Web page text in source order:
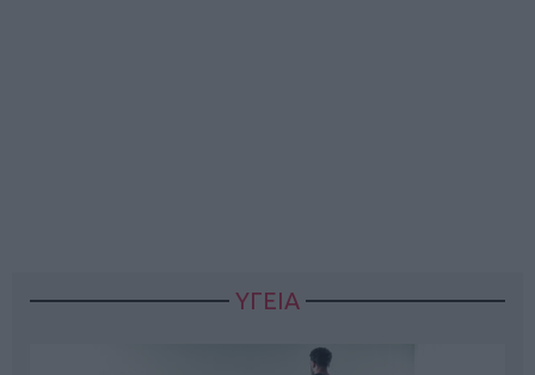
ΥΓΕΙΑ